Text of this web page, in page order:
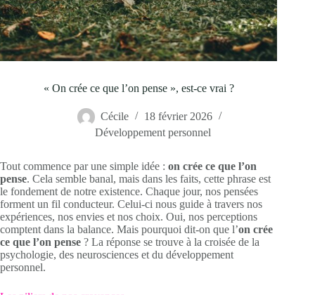
« On crée ce que l’on pense », est-ce vrai ?
Cécile
18 février 2026
Développement personnel
Tout commence par une simple idée : on crée ce que l’on
pense. Cela semble banal, mais dans les faits, cette phrase est
le fondement de notre existence. Chaque jour, nos pensées
forment un fil conducteur. Celui-ci nous guide à travers nos
expériences, nos envies et nos choix. Oui, nos perceptions
comptent dans la balance. Mais pourquoi dit-on que l’on crée
ce que l’on pense ? La réponse se trouve à la croisée de la
psychologie, des neurosciences et du développement
personnel.